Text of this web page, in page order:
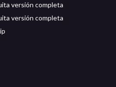
versión completa
versión completa